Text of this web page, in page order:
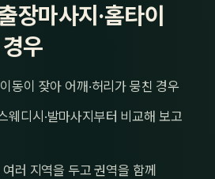
장마사지·홈타이
우
동이 잦아 어깨·허리가 뭉친 경우
웨디시·발마사지부터 비교해 보고
러 지역을 두고 권역을 함께